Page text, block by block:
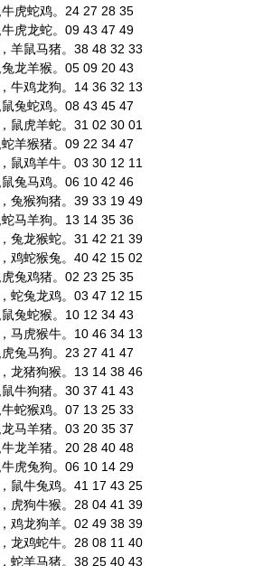
虎蛇鸡。24 27 28 35
虎龙蛇。09 43 47 49
羊鼠马猪。38 48 32 33
龙羊猴。05 09 20 43
牛鸡龙狗。14 36 32 13
兔蛇鸡。08 43 45 47
鼠虎羊蛇。31 02 30 01
羊猴猪。09 22 34 47
鼠鸡羊牛。03 30 12 11
兔马鸡。06 10 42 46
兔猴狗猪。39 33 19 49
马羊狗。13 14 35 36
兔龙猴蛇。31 42 21 39
鸡蛇猴兔。40 42 15 02
兔鸡猪。02 23 25 35
蛇兔龙鸡。03 47 12 15
兔蛇猴。10 12 34 43
马虎猴牛。10 46 34 13
兔马狗。23 27 41 47
龙猪狗猴。13 14 38 46
牛狗猪。30 37 41 43
蛇猴鸡。07 13 25 33
马羊猪。03 20 35 37
龙羊猪。20 28 40 48
虎兔狗。06 10 14 29
鼠牛兔鸡。41 17 43 25
虎狗牛猴。28 04 41 39
鸡龙狗羊。02 49 38 39
龙鸡蛇牛。28 08 11 40
蛇羊马猪。38 25 40 43